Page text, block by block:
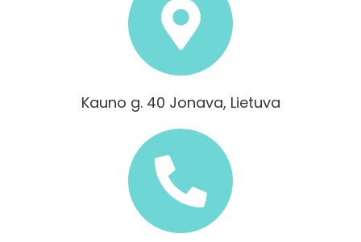
Kauno g. 40 Jonava, Lietuva